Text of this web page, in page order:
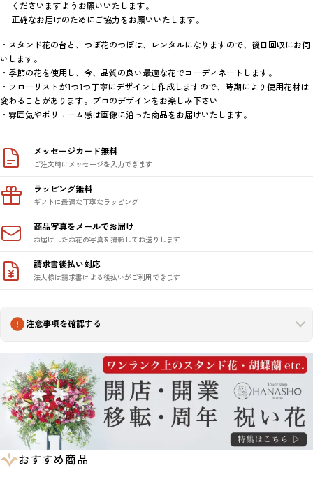
くださいますようお願いいたします。
正確なお届けのためにご協力をお願いいたします。
・スタンド花の台と、つぼ花のつぼは、レンタルになりますので、後日回収にお伺
いします。
・季節の花を使用し、今、品質の良い最適な花でコーディネートします。
・フローリストが1つ1つ丁寧にデザインし作成しますので、時期により使用花材は
変わることがあります。プロのデザインをお楽しみ下さい
・雰囲気やボリューム感は画像に沿った商品をお届けいたします。
メッセージカード無料
ご注文時にメッセージを入力できます
ラッピング無料
ギフトに最適な丁寧なラッピング
商品写真をメールでお届け
お届けしたお花の写真を撮影してお送りします
請求書後払い対応
法人様は請求書による後払いがご利用できます
注意事項を確認する
おすすめ商品